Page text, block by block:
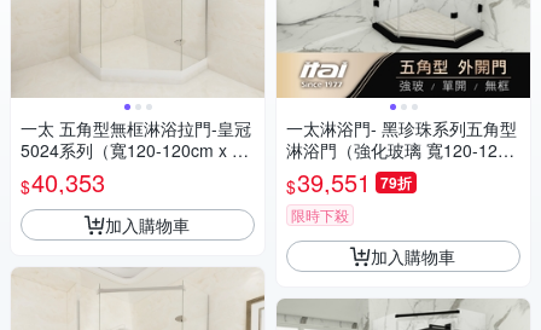
一太 五角型無框淋浴拉門-皇冠
5024系列（寬120-120cm x 高
200cm）
$40,353
加入購物車
一太淋浴門- 黑珍珠系列五角型
淋浴門（強化玻璃 寬120-120c
m以內 x 高200cm）
$39,551 79折
限時下殺
加入購物車